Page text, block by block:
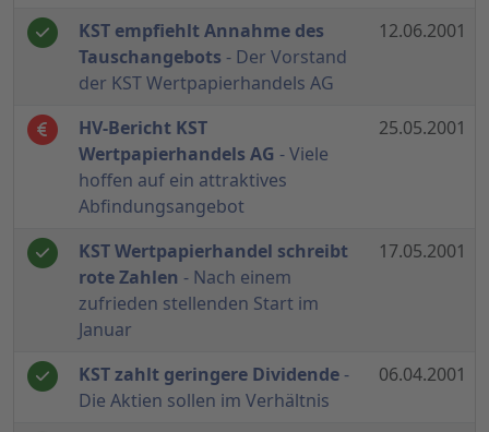
KST empfiehlt Annahme des
Tauschangebots - Der Vorstand
der KST Wertpapierhandels AG
12.06.2001
HV-Bericht KST
Wertpapierhandels AG - Viele
hoffen auf ein attraktives
Abfindungsangebot
25.05.2001
KST Wertpapierhandel schreibt
rote Zahlen - Nach einem
zufrieden stellenden Start im
Januar
17.05.2001
KST zahlt geringere Dividende-
Die Aktien sollen im Verhältnis
06.04.2001